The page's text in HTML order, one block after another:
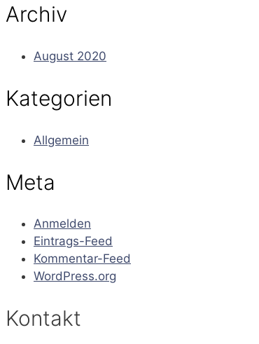
Archiv
August 2020
Kategorien
Allgemein
Meta
Anmelden
Eintrags-Feed
Kommentar-Feed
WordPress.org
Kontakt